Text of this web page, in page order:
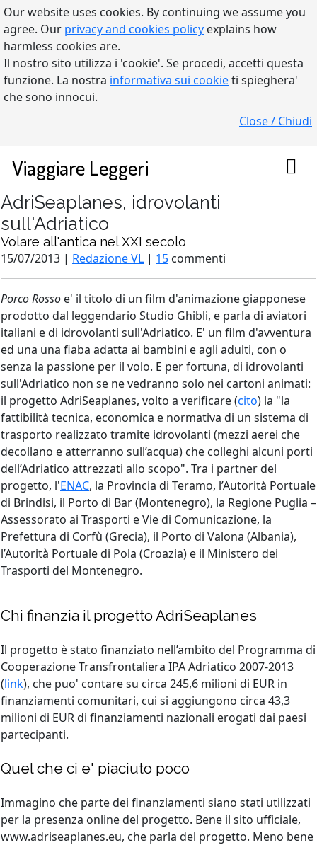
Our website uses cookies. By continuing we assume you
agree. Our privacy and cookies policy explains how
harmless cookies are.
Il nostro sito utilizza i 'cookie'. Se procedi, accetti questa
funzione. La nostra informativa sui cookieti spieghera'
che sono innocui.
Close / Chiudi
Viaggiare Leggeri
AdriSeaplanes, idrovolanti
sull'Adriatico
Volare all'antica nel XXI secolo
15/07/2013 | Redazione VL | 15 commenti
Porco Rosso e' il titolo di un film d'animazione giapponese
prodotto dal leggendario Studio Ghibli, e parla di aviatori
italiani e di idrovolanti sull'Adriatico. E' un film d'avventura
ed una una fiaba adatta ai bambini e agli adulti, con o
senza la passione per il volo. E per fortuna, di idrovolanti
sull'Adriatico non se ne vedranno solo nei cartoni animati:
il progetto AdriSeaplanes, volto a verificare (cito) la "la
fattibilità tecnica, economica e normativa di un sistema di
trasporto realizzato tramite idrovolanti (mezzi aerei che
decollano e atterranno sull’acqua) che colleghi alcuni porti
dell’Adriatico attrezzati allo scopo". Tra i partner del
progetto, l'ENAC, la Provincia di Teramo, l’Autorità Portuale
di Brindisi, il Porto di Bar (Montenegro), la Regione Puglia –
Assessorato ai Trasporti e Vie di Comunicazione, la
Prefettura di Corfù (Grecia), il Porto di Valona (Albania),
l’Autorità Portuale di Pola (Croazia) e il Ministero dei
Trasporti del Montenegro.
Chi finanzia il progetto AdriSeaplanes
Il progetto è stato finanziato nell’ambito del Programma di
Cooperazione Transfrontaliera IPA Adriatico 2007-2013
(link), che puo' contare su circa 245,6 milioni di EUR in
finanziamenti comunitari, cui si aggiungono circa 43,3
milioni di EUR di finanziamenti nazionali erogati dai paesi
partecipanti.
Quel che ci e' piaciuto poco
Immagino che parte dei finanziamenti siano stati utilizzati
per la presenza online del progetto. Bene il sito ufficiale,
www.adriseaplanes.eu, che parla del progetto. Meno bene